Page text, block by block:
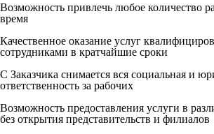
Возможность привлечь любое количество
время
Качественное оказание услуг
сотрудниками в кратчайшие сроки
С Заказчика снимается вся социальная и
ответственность за рабочих
Возможность предоставления услуги в
без открытия представительств и филиалов